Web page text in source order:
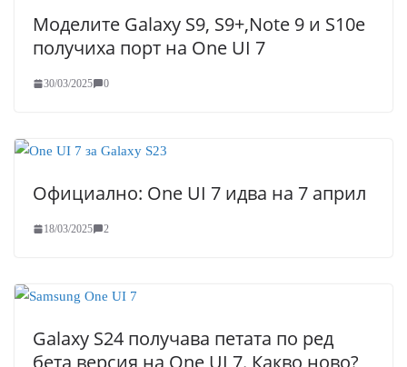
Моделите Galaxy S9, S9+,Note 9 и S10e
получиха порт на One UI 7
30/03/2025 0
Официално: One UI 7 идва на 7 април
18/03/2025 2
Galaxy S24 получава петата по ред
бета версия на One UI 7. Какво ново?